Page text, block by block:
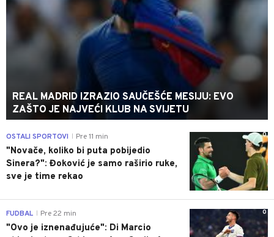
REAL MADRID IZRAZIO SAUČEŠĆE MESIJU: EVO
ZAŠTO JE NAJVEĆI KLUB NA SVIJETU
0
OSTALI SPORTOVI Pre 11 min
"Novače, koliko bi puta pobijedio
Sinera?": Đoković je samo raširio ruke,
sve je time rekao
0
FUDBAL Pre 22 min
"Ovo je iznenađujuće": Di Marcio